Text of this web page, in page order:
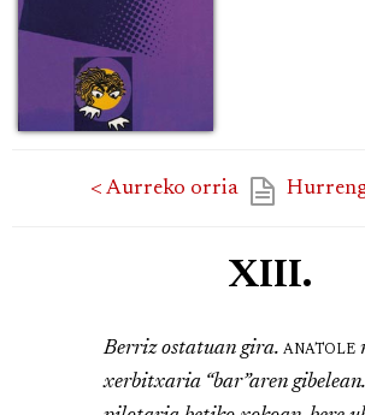
< Aurreko orria
XIII.
Berriz ostatuan gira. anatole
xerbitxaria “bar”aren gibelean.